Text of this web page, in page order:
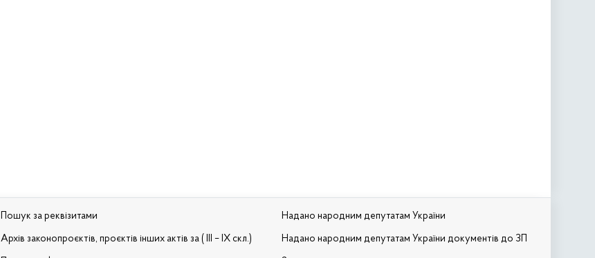
Пошук за реквізитами
Архів законопроєктів, проєктів інших актів за ( III – IX скл.)
Надано народним депутатам України
Надано народним депутатам України документів до ЗП